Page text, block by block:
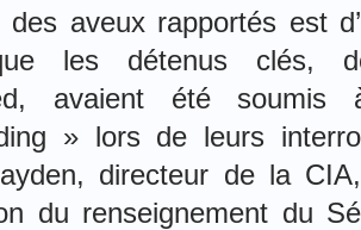
des aveux rapportés est
les détenus clés,
avaient été
» lors de leurs
directeur de la
du renseignement du